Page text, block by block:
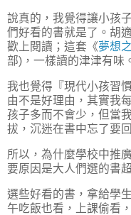
說真的，我覺得讓小孩
們好看的書就是了。胡
歡上閱讀；這套《夢想
部)，一樣讀的津津有味
我也覺得『現代小孩習
由不是好理由，其實我
孩子多而不會少，但當
拔，沉迷在書中忘了要
所以，為什麼學校中推
要原因是大人們選的書
選些好看的書，拿給學
午吃飯也看，上課偷看